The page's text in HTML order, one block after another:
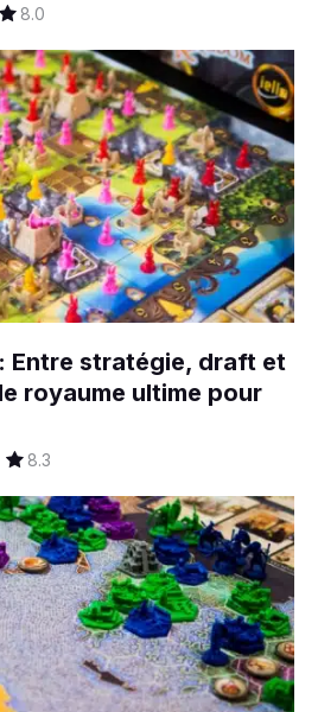
8.0
Entre stratégie, draft et
royaume ultime pour
8.3